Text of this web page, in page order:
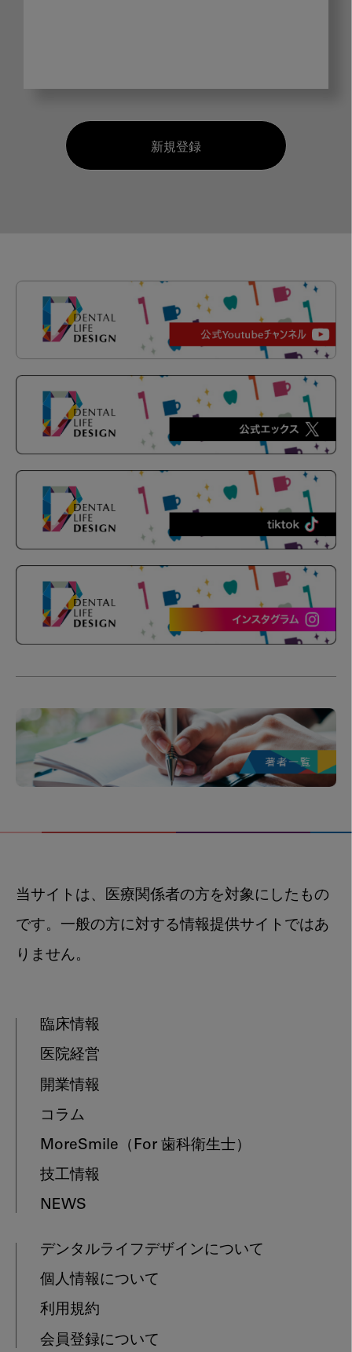
新規登録
当サイトは、医療関係者の方を対象にしたもの
です。一般の方に対する情報提供サイトではあ
りません。
臨床情報
医院経営
開業情報
コラム
MoreSmile （For 歯科衛生士）
技工情報
NEWS
デンタルライフデザインについて
個人情報について
利用規約
会員登録について